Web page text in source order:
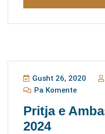
Gusht 26, 2020
Pa Komente
Pritja e
2024